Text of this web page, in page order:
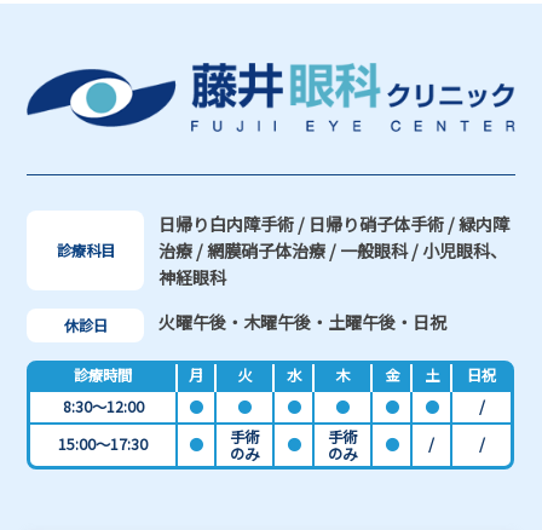
診療科目
日帰り白内障手術 / 日帰り硝子体手術 / 緑内障
治療 / 網膜硝子体治療 / 一般眼科 / 小児眼科、
神経眼科
休診日 火曜午後・木曜午後・土曜午後・日祝
診療時間 月 火 水 木 金 土
日祝
8:30～12:00
● ● ● ● ● ●
/
15:00～17:30
● 手術
のみ ● 手術
のみ ● / /